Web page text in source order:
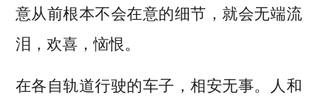
意从前根本不会在意的细节，就会无端流
泪，欢喜，恼恨。
在各自轨道行驶的车子，相安无事。人和